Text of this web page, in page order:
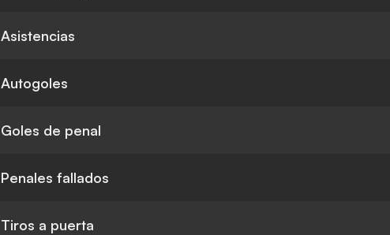
Asistencias
Autogoles
Goles de penal
Penales fallados
Tiros a puerta